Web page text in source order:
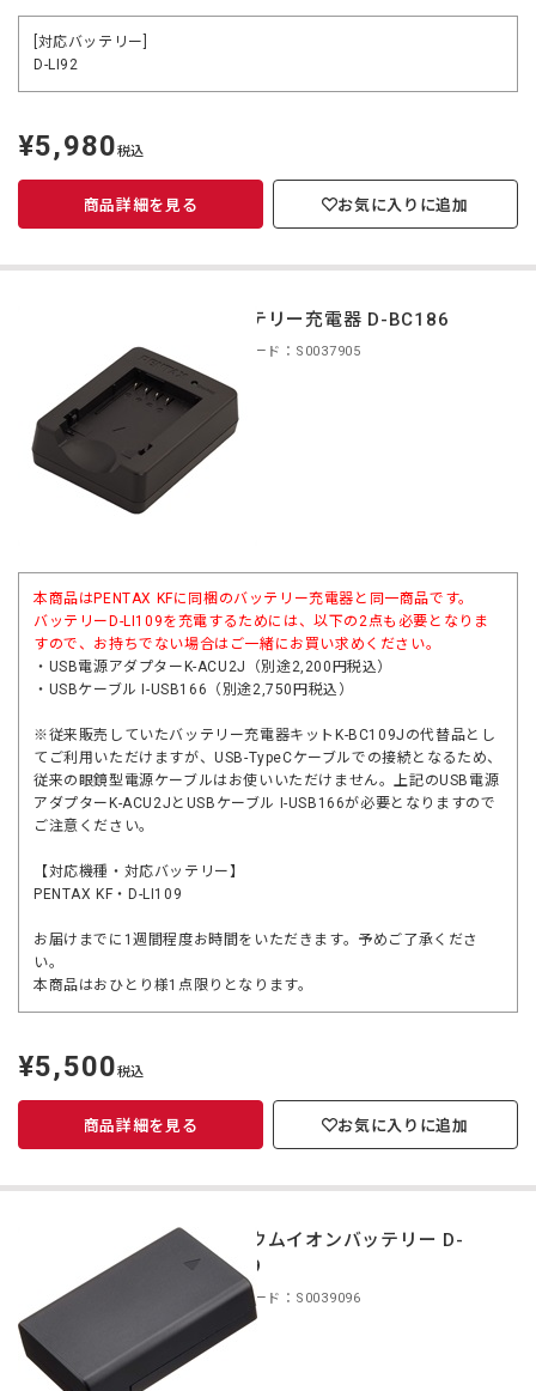
[対応バッテリー]
D-LI92
定
価
¥5,980税込
商品詳細を見る お気に入りに追加
バッテリー充電器 D-BC186
商品コード：S0037905
本商品はPENTAX KFに同梱のバッテリー充電器と同一商品です。
バッテリーD-LI109を充電するためには、以下の2点も必要となりま
すので、お持ちでない場合はご一緒にお買い求めください。
・ USB電源アダプターK-ACU2J
（別途2,200円税込）
・ USBケーブル I-USB166 （別途2,750円税込）
※従来販売していたバッテリー充電器キットK-BC109Jの代替品とし
てご利用いただけますが、USB-TypeCケーブルでの接続となるため、
従来の眼鏡型電源ケーブルはお使いいただけません。上記のUSB電源
アダプターK-ACU2J と USBケーブル I-USB166が必要となりますので
ご注意ください。
【対応機種・対応バッテリー】
PENTAX KF・D-LI109
お届けまでに1週間程度お時間をいただきます。予めご了承くださ
い。
本商品はおひとり様1点限りとなります。
定
価
¥5,500税込
商品詳細を見る お気に入りに追加
リチウムイオンバッテリー D-
LI109
商品コード：S0039096